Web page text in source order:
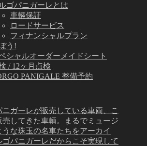
ゴパニガーレとは
車輛保証
ロードサービス
フィナンシャルプラン
う!
シャルオーダーメイドシート
/ 12ヶ月点検
PANIGALE 整備予約
ニガーレが販売している車両、こ
売してきた車輌。まるでミュージ
うな珠玉の名車たちをアーカイ
ゴパニガーレだからこそ実現して